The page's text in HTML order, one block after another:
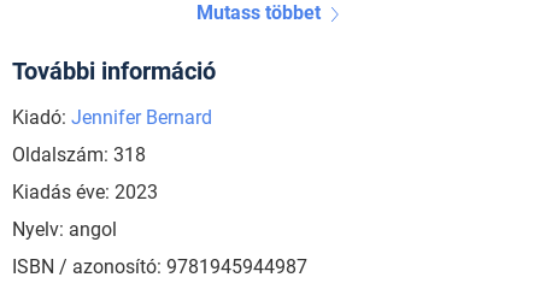
Mutass többet
További információ
Kiadó: Jennifer Bernard
Oldalszám: 318
Kiadás éve: 2023
Nyelv: angol
ISBN / azonosító: 9781945944987